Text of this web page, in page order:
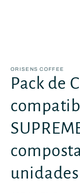
una
ventana
modal
ORISENS COFFEE
Pack de
unidades